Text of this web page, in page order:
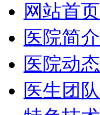
网站首页
医院简介
医院动态
医生团队